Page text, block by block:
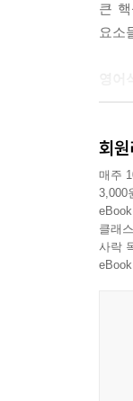
큰
요소
나오
배열
한국
우리
회
매주
3,000
클래
사락